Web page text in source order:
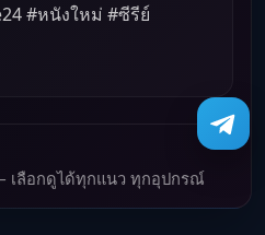
#หนังใหม่ #ซีรีย์
เลือกดูได้ทุกแนว ทุกอุปกรณ์